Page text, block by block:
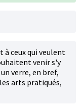
ceux qui veulent
venir s'y
verre, en bref,
arts pratiqués,